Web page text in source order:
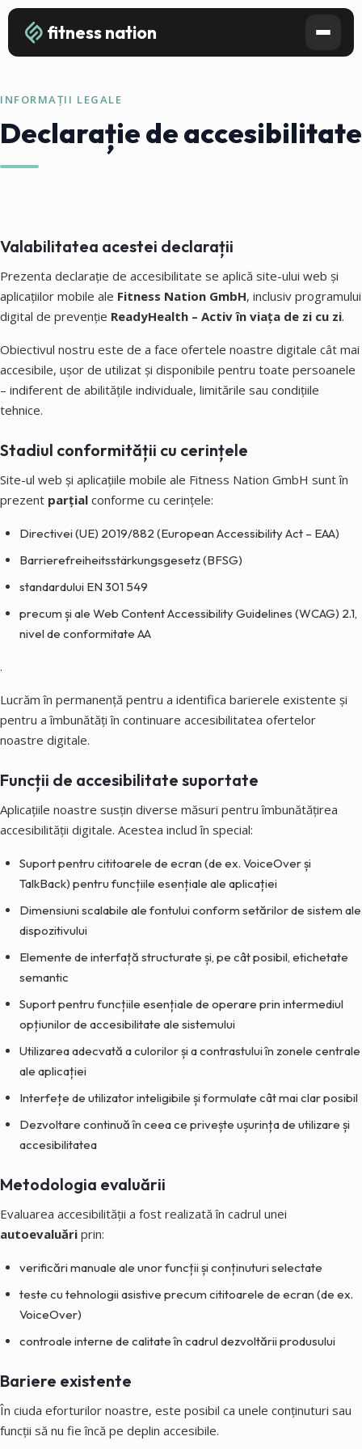
fitness nation
INFORMAȚII LEGALE
Declarație de accesibilitate
Valabilitatea acestei declarații
Prezenta declarație de accesibilitate se aplică site-ului web și
aplicațiilor mobile ale Fitness Nation GmbH, inclusiv programului
digital de prevenție ReadyHealth – Activ în viața de zi cu zi.
Obiectivul nostru este de a face ofertele noastre digitale cât mai
accesibile, ușor de utilizat și disponibile pentru toate persoanele
– indiferent de abilitățile individuale, limitările sau condițiile
tehnice.
Stadiul conformității cu cerințele
Site-ul web și aplicațiile mobile ale Fitness Nation GmbH sunt în
prezent parțial conforme cu cerințele:
Directivei (UE) 2019/882 (European Accessibility Act – EAA)
Barrierefreiheitsstärkungsgesetz (BFSG)
standardului EN 301 549
precum și ale Web Content Accessibility Guidelines (WCAG) 2.1,
nivel de conformitate AA
.
Lucrăm în permanență pentru a identifica barierele existente și
pentru a îmbunătăți în continuare accesibilitatea ofertelor
noastre digitale.
Funcții de accesibilitate suportate
Aplicațiile noastre susțin diverse măsuri pentru îmbunătățirea
accesibilității digitale. Acestea includ în special:
Suport pentru cititoarele de ecran (de ex. VoiceOver și
TalkBack) pentru funcțiile esențiale ale aplicației
Dimensiuni scalabile ale fontului conform setărilor de sistem ale
dispozitivului
Elemente de interfață structurate și, pe cât posibil, etichetate
semantic
Suport pentru funcțiile esențiale de operare prin intermediul
opțiunilor de accesibilitate ale sistemului
Utilizarea adecvată a culorilor și a contrastului în zonele centrale
ale aplicației
Interfețe de utilizator inteligibile și formulate cât mai clar posibil
Dezvoltare continuă în ceea ce privește ușurința de utilizare și
accesibilitatea
Metodologia evaluării
Evaluarea accesibilității a fost realizată în cadrul unei
autoevaluări prin:
verificări manuale ale unor funcții și conținuturi selectate
teste cu tehnologii asistive precum cititoarele de ecran (de ex.
VoiceOver)
controale interne de calitate în cadrul dezvoltării produsului
Bariere existente
În ciuda eforturilor noastre, este posibil ca unele conținuturi sau
funcții să nu fie încă pe deplin accesibile.